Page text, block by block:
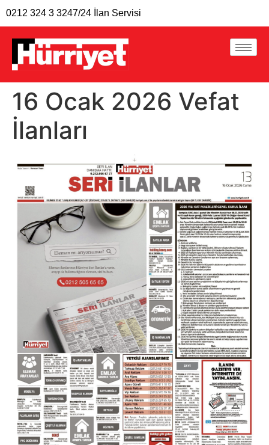
0212 324 3 3247/24 İlan Servisi
16 Ocak 2026 Vefat
İlanları